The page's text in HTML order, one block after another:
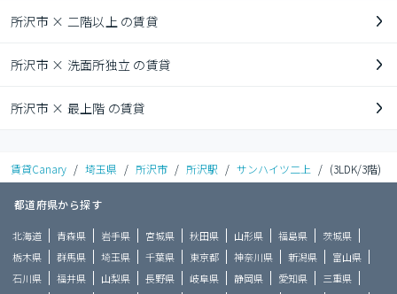
所沢市 × 二階以上 の賃貸
所沢市 × 洗面所独立 の賃貸
所沢市 × 最上階 の賃貸
賃貸Canary / 埼玉県 / 所沢市 / 所沢駅 / サンハイツ二上 / (3LDK/3階)
都道府県から探す
北海道 青森県 岩手県 宮城県 秋田県 山形県 福島県
茨城県
栃木県
群馬県 埼玉県 千葉県 東京都 神奈川県 新潟県
富山県
石川県
福井県 山梨県 長野県 岐阜県 静岡県 愛知県
三重県